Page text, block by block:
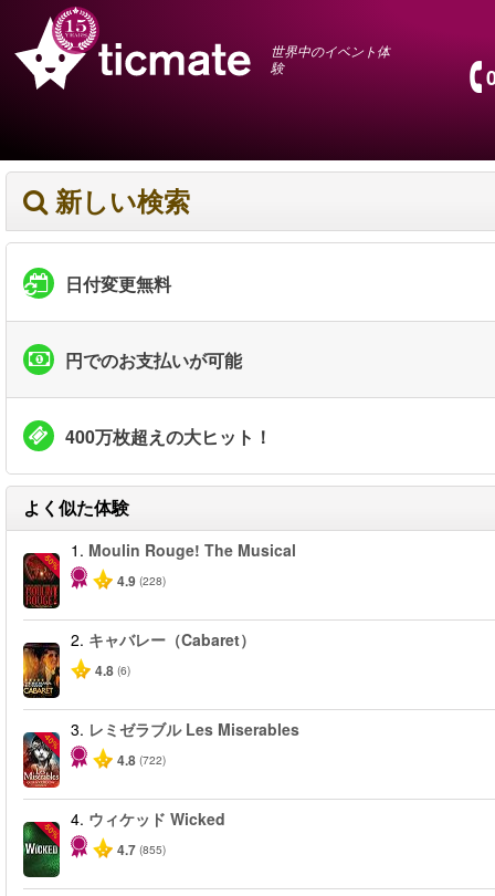
世界中のイベント体
験
新しい検索
日付変更無料
円でのお支払いが可能
400万枚超えの大ヒット！
よく似た体験
-50%
1. Moulin Rouge! The Musical
4.9 (228)
2. キャバレー（Cabaret）
4.8 (6)
-40%
3. レミゼラブル Les Miserables
4.8 (722)
-50%
4. ウィケッド Wicked
4.7 (855)